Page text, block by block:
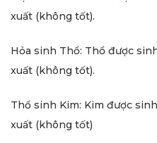
xuất (không tốt).
Hỏa sinh Thổ: Thổ được
xuất (không tốt).
Thổ sinh Kim: Kim được
xuất (không tốt)